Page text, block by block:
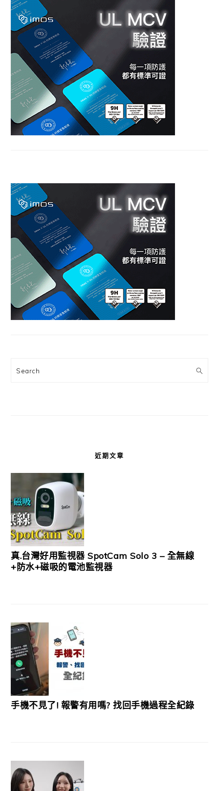
Search
近期文章
真.台灣好用監視器 SpotCam Solo 3 – 全無線
+防水+磁吸的電池監視器
手機不見了! 報警有用嗎? 找回手機過程全紀錄